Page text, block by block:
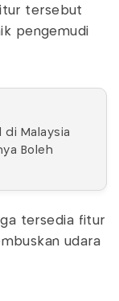
tersebut
pengemudi
di Malaysia
Boleh
tersedia fitur
udara